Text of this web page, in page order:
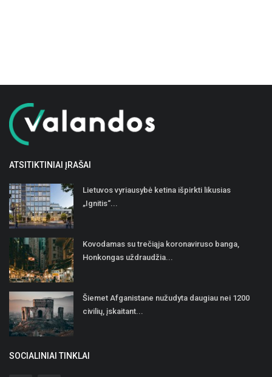
ATSITIKTINIAI ĮRAŠAI
Lietuvos vyriausybė ketina išpirkti likusias
„Ignitis“...
Kovodamas su trečiąja koronaviruso banga,
Honkongas uždraudžia...
Šiemet Afganistane nužudyta daugiau nei 1200
civilių, įskaitant...
SOCIALINIAI TINKLAI